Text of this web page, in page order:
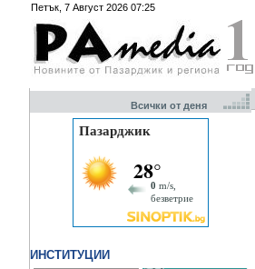
Петък, 7 Август 2026 07:25
Всички от деня
ИНСТИТУЦИИ